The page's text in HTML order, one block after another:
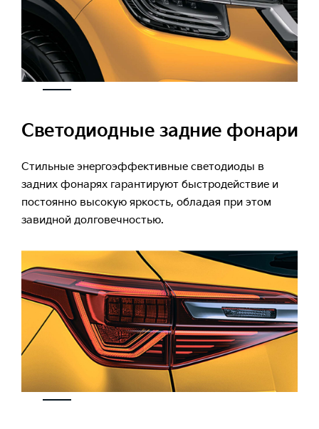
Cветодиодные задние фонари
Стильные энергоэффективные светодиоды в
задних фонарях гарантируют быстродействие и
постоянно высокую яркость, обладая при этом
завидной долговечностью.